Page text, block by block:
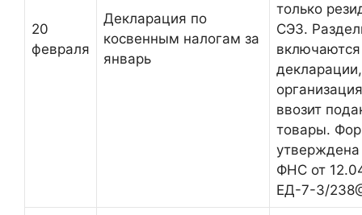
20
февраля
Декларация по
косвенным налогам за
январь
только
СЭЗ.
включаются
ввозит
товары.
ФНС от
ЕД-7-3/